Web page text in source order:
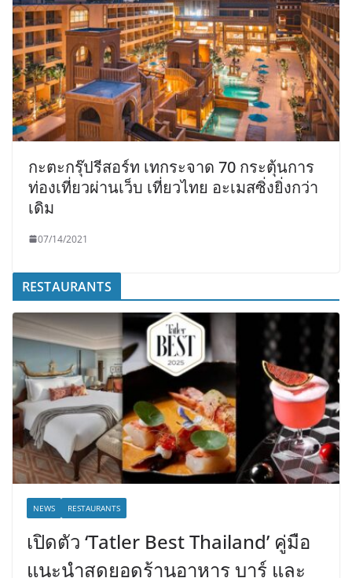
กะตะกรุ๊ปรีสอร์ท เทกระจาด 70 กระตุ้นการ
ท่องเที่ยวผ่านเว็บ เที่ยวไทย อะเมสซิ่งยิ่งกว่า
เดิม
07/14/2021
RESTAURANTS
NEWS RESTAURANTS
เปิดตัว ‘Tatler Best Thailand’ คู่มือ
แนะนำสุดยอดร้านอาหาร บาร์ และ